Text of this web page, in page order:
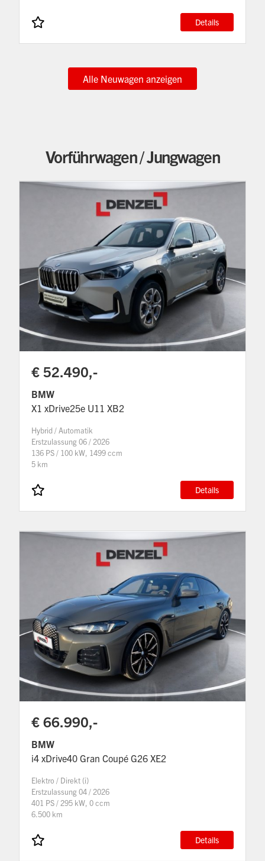
Details
Alle Neuwagen anzeigen
Vorführwagen / Jungwagen
€ 52.490,-
BMW
X1 xDrive25e U11 XB2
Hybrid / Automatik
Erstzulassung 06 / 2026
136 PS / 100 kW, 1499 ccm
5 km
Details
€ 66.990,-
BMW
i4 xDrive40 Gran Coupé G26 XE2
Elektro / Direkt (i)
Erstzulassung 04 / 2026
401 PS / 295 kW, 0 ccm
6.500 km
Details